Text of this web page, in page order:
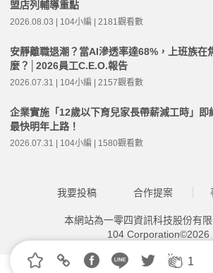
1
盟店列輔導重點
2026.08.03 | 104小編 | 2181觀看數
安靜離職退潮？當AI滲透率達68%，上班族在
麼？│2026員工C.E.O.報告
2026.07.31 | 104小編 | 2157觀看數
企業實施「12歲以下育兒家長帶薪減工時」即
最快明年上路！
2026.07.31 | 104小編 | 1580觀看數
我要投稿 合作提案
本網站為一零四資訊科技股份有
104 Corporation©2026